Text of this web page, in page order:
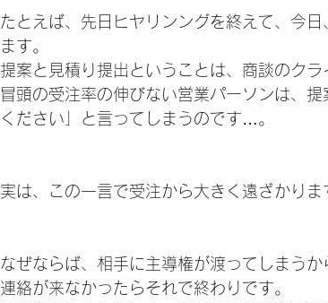
たとえば、先日ヒヤリンングを終えて、今
ます。
提案と見積り提出ということは、商談のクラ
冒頭の受注率の伸びない営業パーソンは、
ください」と言ってしまうのです…。
実は、この一言で受注から大きく遠ざかりま
なぜならば、相手に主導権が渡ってしまうか
連絡が来なかったらそれで終わりです。